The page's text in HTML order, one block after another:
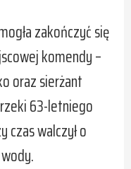
zakończyć się
komendy –
oraz sierżant
63-letniego
czas walczył o